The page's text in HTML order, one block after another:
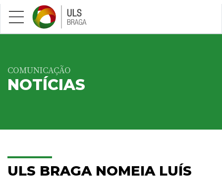
Saltar para conteúdo principal
COMUNICAÇÃO
NOTÍCIAS
ULS BRAGA NOMEIA LUÍS